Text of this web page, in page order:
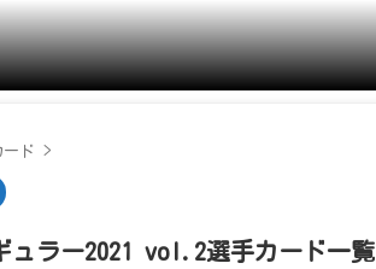
ド >
ュラー2021 vol.2選手カード一覧